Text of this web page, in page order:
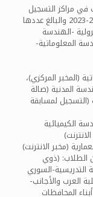
مراكز التسجيل
للمفاضلة العامة و المفاضلات الخاصة للعام 2022-2023 والبالغ عددها
-الهندسة
المعلوماتية-
(المخبر المركزي)،
الصالة2)، كلية الهندسة المدنية (صالة
(التسجيل لمسابقة
الكيميائية
(مخبر الانترنت)
الطلاب: (ذوي
التدريسية-السوري
العرب والأجانب-
المحافظات